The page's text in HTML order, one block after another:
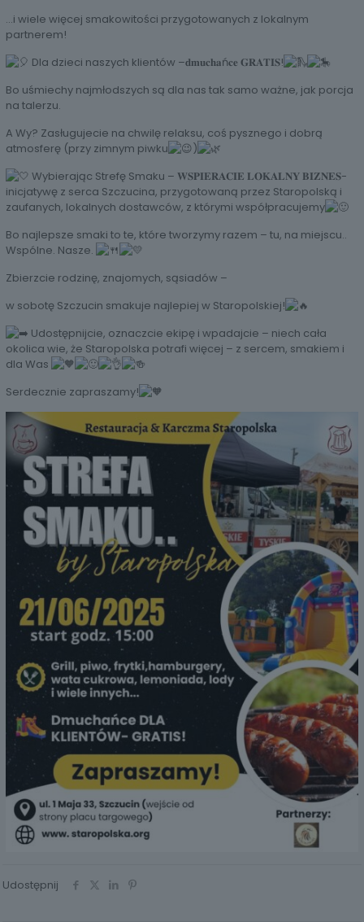
…i wiele więcej smakowitości przygotowanych z lokalnym
partnerem!
Dla dzieci naszych klientów –𝐝𝐦𝐮𝐜𝐡𝐚ń𝐜𝐞 𝐆𝐑𝐀𝐓𝐈𝐒!
Bo uśmiechy najmłodszych są dla nas tak samo ważne, jak porcja
na talerzu.
A Wy? Zasługujecie na chwilę relaksu, coś pysznego i dobrą
atmosferę (przy zimnym piwku
)
Wybierając Strefę Smaku – 𝐖𝐒𝐏𝐈𝐄𝐑𝐀𝐂𝐈𝐄 𝐋𝐎𝐊𝐀𝐋𝐍𝐘 𝐁𝐈𝐙𝐍𝐄𝐒-
inicjatywę z serca Szczucina, przygotowaną przez Staropolską i
zaufanych, lokalnych dostawców, z którymi współpracujemy
Bo najlepsze smaki to te, które tworzymy razem – tu, na miejscu..
Wspólne. Nasze.
Zbierzcie rodzinę, znajomych, sąsiadów –
w sobotę Szczucin smakuje najlepiej w Staropolskiej!
Udostępnijcie, oznaczcie ekipę i wpadajcie – niech cała
okolica wie, że Staropolska potrafi więcej – z sercem, smakiem i
dla Was
Serdecznie zapraszamy!
Udostępnij